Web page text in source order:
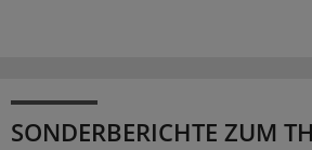
SONDERBERICHTE ZUM